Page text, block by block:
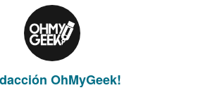
OhMyGeek!